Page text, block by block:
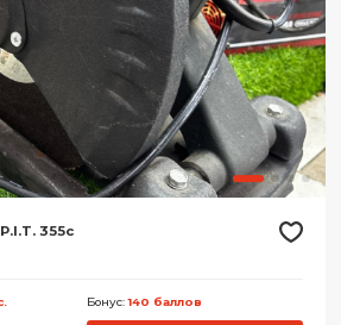
355c
Бонус:140 баллов